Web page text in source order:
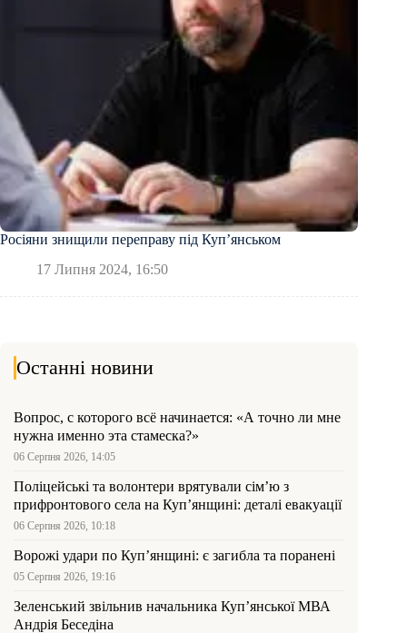
Росіяни знищили переправу під Куп’янськом
17 Липня 2024, 16:50
Останні новини
Вопрос, с которого всё начинается: «А точно ли мне
нужна именно эта стамеска?»
06 Серпня 2026, 14:05
Поліцейські та волонтери врятували сім’ю з
прифронтового села на Куп’янщині: деталі евакуації
06 Серпня 2026, 10:18
Ворожі удари по Куп’янщині: є загибла та поранені
05 Серпня 2026, 19:16
Зеленський звільнив начальника Купʼянської МВА
Андрія Беседіна